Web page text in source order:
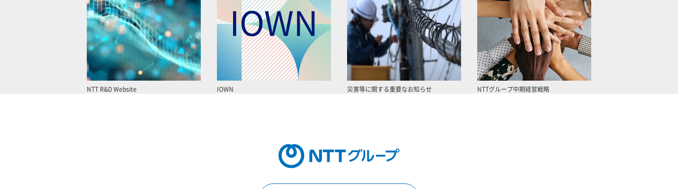
NTT R&D Website IOWN 災害等に関する重要なお知らせ NTTグループ中期経営戦略